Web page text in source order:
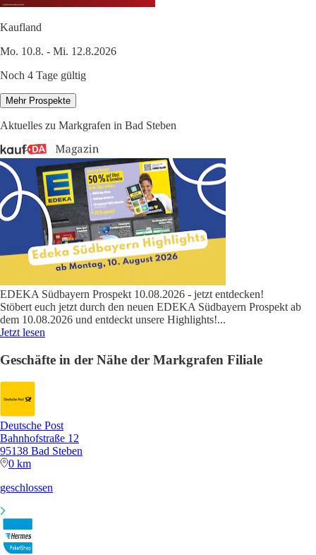
Kaufland
Mo. 10.8. - Mi. 12.8.2026
Noch 4 Tage gültig
Mehr Prospekte
Aktuelles zu Markgrafen in Bad Steben
EDEKA Südbayern Prospekt 10.08.2026 - jetzt entdecken!
Stöbert euch jetzt durch den neuen EDEKA Südbayern Prospekt ab
dem 10.08.2026 und entdeckt unsere Highlights!...
Jetzt lesen
Geschäfte in der Nähe der Markgrafen Filiale
Deutsche Post
Bahnhofstraße 12
95138 Bad Steben
0 km
geschlossen